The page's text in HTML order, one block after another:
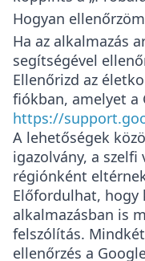
Hogyan
Ha az alkalmazás
segítségével
Ellenőrizd az
fiókban, amelyet a
https://
A lehetőségek
igazolvány, a
régiónként
Előfordulhat, hogy
alkalmazásban is
felszólítás.
ellenőrzés a